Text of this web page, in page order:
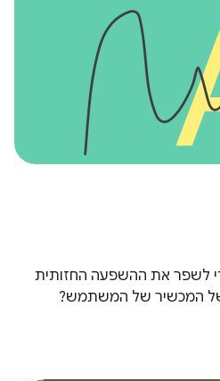
לשפר את ההשפעה החזותית
של המכשיר של המשתמש?